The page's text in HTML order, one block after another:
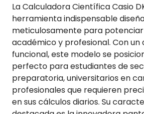
La Calculadora Científica Casio
herramienta indispensable
meticulosamente para
académico y profesional. Con un
funcional, este modelo se
perfecto para estudiantes de
preparatoria, universitarios en
profesionales que requieren
en sus cálculos diarios. Su